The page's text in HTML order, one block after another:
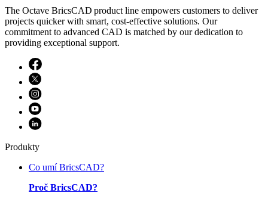
The Octave BricsCAD product line empowers customers to deliver
projects quicker with smart, cost-effective solutions. Our
commitment to advanced CAD is matched by our dedication to
providing exceptional support.
Produkty
Co umí BricsCAD?
Proč BricsCAD?